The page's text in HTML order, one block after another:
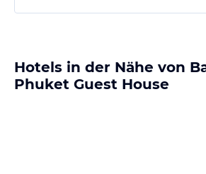
Hotels in der Nähe von
Phuket Guest House